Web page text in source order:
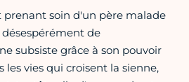
soin d'un père malade
de
subsiste grâce à son pouvoir
les vies qui croisent la sienne,